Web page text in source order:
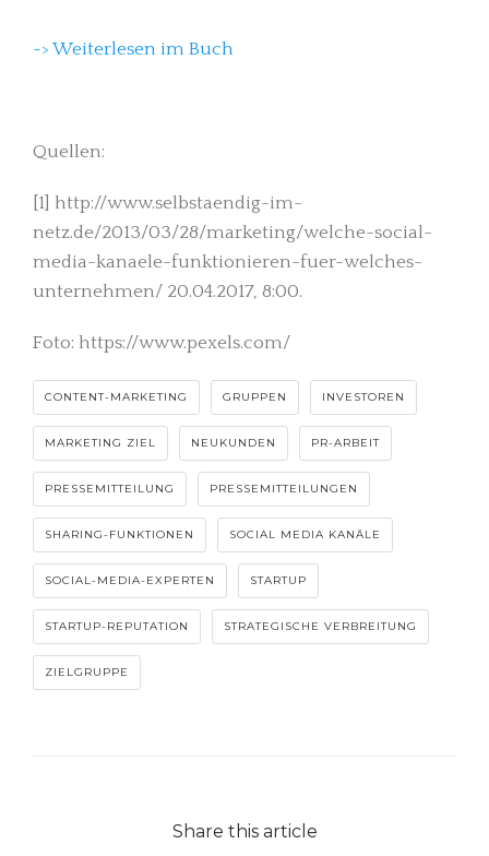
-> Weiterlesen im Buch
Quellen:
[1] http://www.selbstaendig-im-
netz.de/2013/03/28/marketing/welche-social-
media-kanaele-funktionieren-fuer-welches-
unternehmen/ 20.04.2017, 8:00.
Foto: https://www.pexels.com/
CONTENT-MARKETING GRUPPEN INVESTOREN
MARKETING ZIEL NEUKUNDEN PR-ARBEIT
PRESSEMITTEILUNG PRESSEMITTEILUNGEN
SHARING-FUNKTIONEN SOCIAL MEDIA KANÄLE
SOCIAL-MEDIA-EXPERTEN STARTUP
STARTUP-REPUTATION STRATEGISCHE VERBREITUNG
ZIELGRUPPE
Share this article